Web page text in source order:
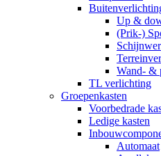
Up &
(Prik-)
Wand- &
TL verlichting
Groepenkasten
Voorbedrade
Ledige kasten
Automaat